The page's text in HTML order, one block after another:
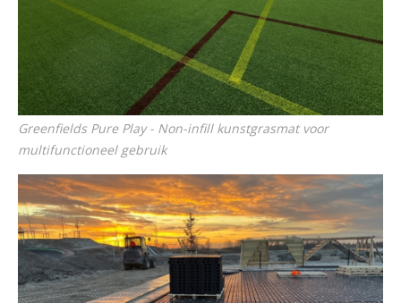
Greenfields Pure Play - Non-infill kunstgrasmat voor
multifunctioneel gebruik